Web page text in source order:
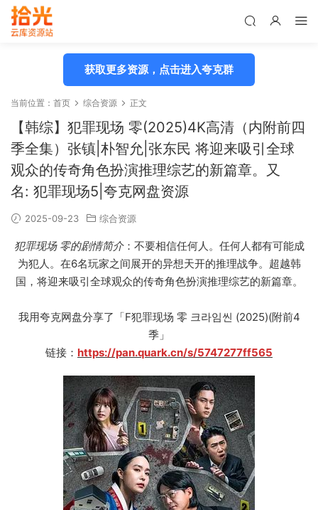
获取更多资源，点击进入夸克群
当前位置： 首页 综合资源 正文
【韩综】犯罪现场 零(2025)4K高清（内附前四
季全集）张镇|朴智允|张东民 将迎来吸引全球
观众的传奇角色扮演推理综艺的新篇章。又
名: 犯罪现场5|夸克网盘资源
2025-09-23 综合资源
犯罪现场 零的剧情简介：不要相信任何人。任何人都有可能成
为犯人。在6名玩家之间展开的异想天开的推理战争。超越韩
国，将迎来吸引全球观众的传奇角色扮演推理综艺的新篇章。
我用夸克网盘分享了「F犯罪现场 零 크라임씬 (2025)(附前4
季」
链接： https://pan.quark.cn/s/5747277ff565